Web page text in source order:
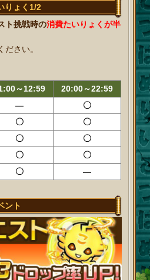
りょく1/2
ト挑戦時の消費たいりょくが半
さい。
～12:59
20:00～22:59
―
〇
〇
〇
〇
〇
〇
〇
〇 ―
ント